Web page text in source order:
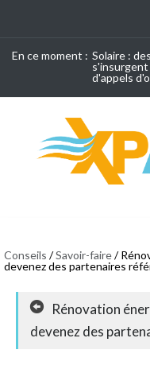
En ce moment : Solaire :
d'appels
Conseils /Savoir-faire/
devenez des partenaires
Rénovation
devenez des